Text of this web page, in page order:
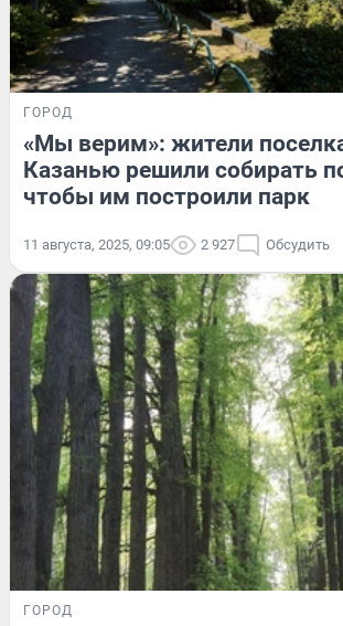
ГОРОД
«Мы верим»: жители
Казанью решили собирать
чтобы им построили парк
11 августа, 2025, 09:05 2 927 Обсудить
ГОРОД